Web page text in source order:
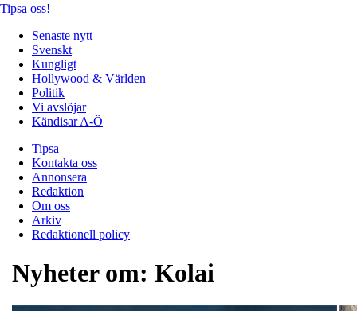
Tipsa oss!
Senaste nytt
Svenskt
Kungligt
Hollywood & Världen
Politik
Vi avslöjar
Kändisar A-Ö
Tipsa
Kontakta oss
Annonsera
Redaktion
Om oss
Arkiv
Redaktionell policy
Nyheter om: Kolai